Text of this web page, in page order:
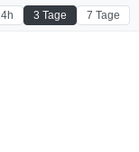
3 Tage 7 Tage